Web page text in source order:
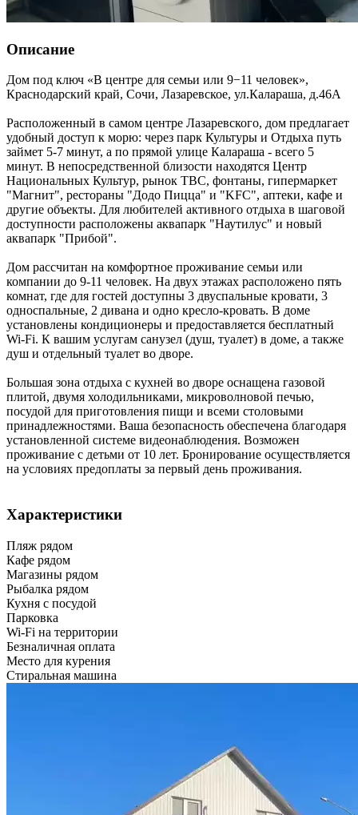
Описание
Дом под ключ «В центре для семьи или 9−11 человек»,
Краснодарский край, Сочи, Лазаревское, ул.Калараша, д.46А
Расположенный в самом центре Лазаревского, дом предлагает
удобный доступ к морю: через парк Культуры и Отдыха путь
займет 5-7 минут, а по прямой улице Калараша - всего 5
минут. В непосредственной близости находятся Центр
Национальных Культур, рынок ТВС, фонтаны, гипермаркет
"Магнит", рестораны "Додо Пицца" и "KFC", аптеки, кафе и
другие объекты. Для любителей активного отдыха в шаговой
доступности расположены аквапарк "Наутилус" и новый
аквапарк "Прибой".
Дом рассчитан на комфортное проживание семьи или
компании до 9-11 человек. На двух этажах расположено пять
комнат, где для гостей доступны 3 двуспальные кровати, 3
односпальные, 2 дивана и одно кресло-кровать. В доме
установлены кондиционеры и предоставляется бесплатный
Wi-Fi. К вашим услугам санузел (душ, туалет) в доме, а также
душ и отдельный туалет во дворе.
Большая зона отдыха с кухней во дворе оснащена газовой
плитой, двумя холодильниками, микроволновой печью,
посудой для приготовления пищи и всеми столовыми
принадлежностями. Ваша безопасность обеспечена благодаря
установленной системе видеонаблюдения. Возможен
проживание с детьми от 10 лет. Бронирование осуществляется
на условиях предоплаты за первый день проживания.
Характеристики
Пляж рядом
Кафе рядом
Магазины рядом
Рыбалка рядом
Кухня с посудой
Парковка
Wi-Fi на территории
Безналичная оплата
Место для курения
Стиральная машина